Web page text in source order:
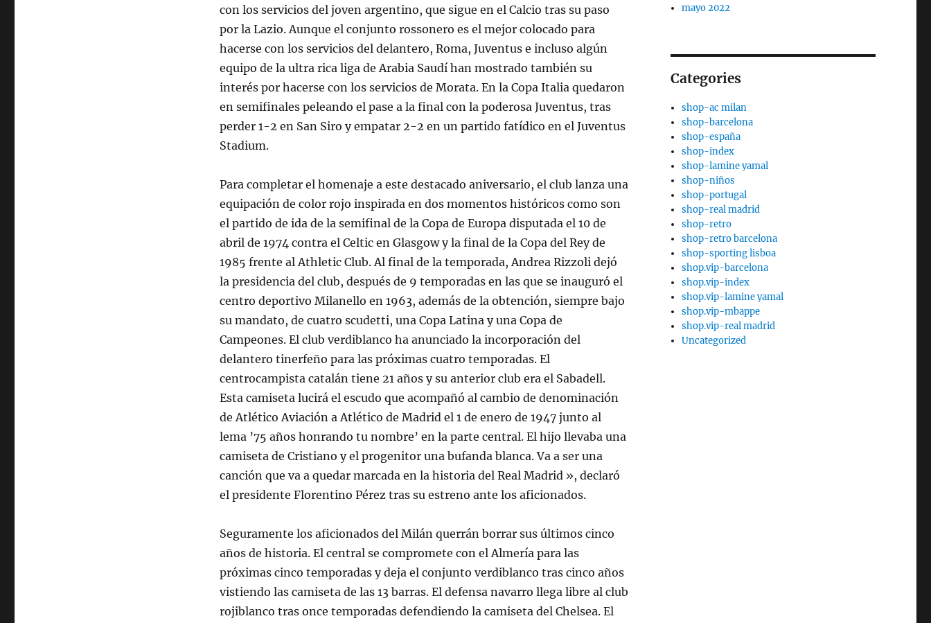
con los servicios del joven argentino, que sigue en el Calcio tras su paso
por la Lazio. Aunque el conjunto rossonero es el mejor colocado para
hacerse con los servicios del delantero, Roma, Juventus e incluso algún
equipo de la ultra rica liga de Arabia Saudí han mostrado también su
interés por hacerse con los servicios de Morata. En la Copa Italia quedaron
en semifinales peleando el pase a la final con la poderosa Juventus, tras
perder 1-2 en San Siro y empatar 2-2 en un partido fatídico en el Juventus
Stadium.
Para completar el homenaje a este destacado aniversario, el club lanza una
equipación de color rojo inspirada en dos momentos históricos como son
el partido de ida de la semifinal de la Copa de Europa disputada el 10 de
abril de 1974 contra el Celtic en Glasgow y la final de la Copa del Rey de
1985 frente al Athletic Club. Al final de la temporada, Andrea Rizzoli dejó
la presidencia del club, después de 9 temporadas en las que se inauguró el
centro deportivo Milanello en 1963, además de la obtención, siempre bajo
su mandato, de cuatro scudetti, una Copa Latina y una Copa de
Campeones. El club verdiblanco ha anunciado la incorporación del
delantero tinerfeño para las próximas cuatro temporadas. El
centrocampista catalán tiene 21 años y su anterior club era el Sabadell.
Esta camiseta lucirá el escudo que acompañó al cambio de denominación
de Atlético Aviación a Atlético de Madrid el 1 de enero de 1947 junto al
lema ’75 años honrando tu nombre’ en la parte central. El hijo llevaba una
camiseta de Cristiano y el progenitor una bufanda blanca. Va a ser una
canción que va a quedar marcada en la historia del Real Madrid », declaró
el presidente Florentino Pérez tras su estreno ante los aficionados.
Seguramente los aficionados del Milán querrán borrar sus últimos cinco
años de historia. El central se compromete con el Almería para las
próximas cinco temporadas y deja el conjunto verdiblanco tras cinco años
vistiendo las camiseta de las 13 barras. El defensa navarro llega libre al club
rojiblanco tras once temporadas defendiendo la camiseta del Chelsea. El
mayo 2022
Categories
shop-ac milan
shop-barcelona
shop-españa
shop-index
shop-lamine yamal
shop-niños
shop-portugal
shop-real madrid
shop-retro
shop-retro barcelona
shop-sporting lisboa
shop.vip-barcelona
shop.vip-index
shop.vip-lamine yamal
shop.vip-mbappe
shop.vip-real madrid
Uncategorized